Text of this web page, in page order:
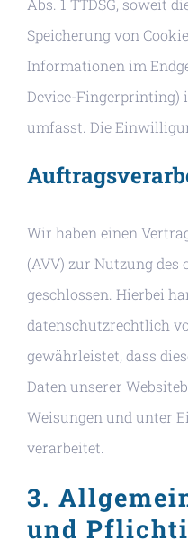
Abs. 1 TTDSG, soweit
Speicherung von
Informationen im
Device-Fingerprinting)
umfasst. Die
Wir haben einen
(AVV) zur Nutzung des
geschlossen. Hierbei
datenschutzrechtlich
gewährleistet, dass
Daten unserer
Weisungen und unter
verarbeitet.
3.
und